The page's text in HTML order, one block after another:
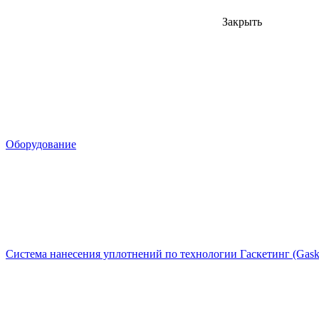
Закрыть
Оборудование
Система нанесения уплотнений по технологии Гаскетинг